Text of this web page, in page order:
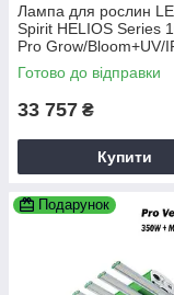
Лампа для рослин
Spirit HELIOS Series
Pro Grow/Bloom+UV/
Готово до відправки
33 757 ₴
Купити
Подарунок